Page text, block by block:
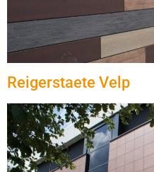
Reigerstaete Velp